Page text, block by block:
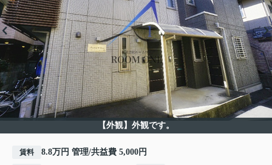
【外観】外観です。
賃料 8.8万円 管理/共益費 5,000円